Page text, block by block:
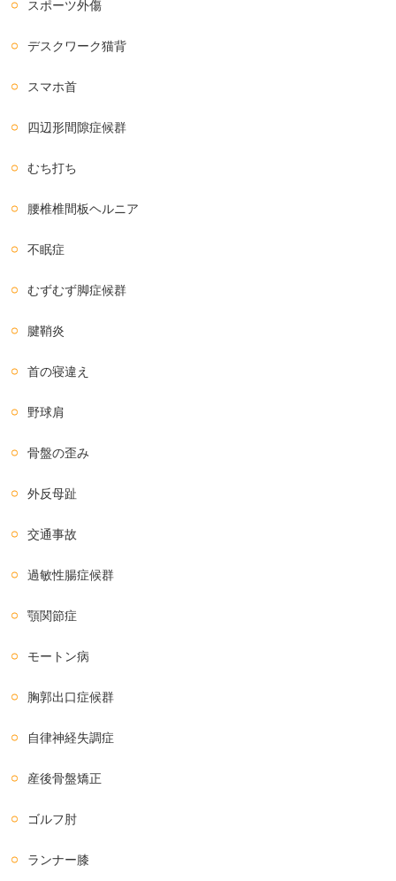
スポーツ外傷
デスクワーク猫背
スマホ首
四辺形間隙症候群
むち打ち
腰椎椎間板ヘルニア
不眠症
むずむず脚症候群
腱鞘炎
首の寝違え
野球肩
骨盤の歪み
外反母趾
交通事故
過敏性腸症候群
顎関節症
モートン病
胸郭出口症候群
自律神経失調症
産後骨盤矯正
ゴルフ肘
ランナー膝